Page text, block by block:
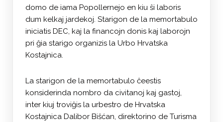
domo de iama Popollernejo en kiu ŝi laboris
dum kelkaj jardekoj. Starigon de la memortabulo
iniciatis DEC, kaj la financojn donis kaj laborojn
pri ĝia starigo organizis la Urbo Hrvatska
Kostajnica.
La starigon de la memortabulo ĉeestis
konsiderinda nombro da civitanoj kaj gastoj,
inter kiuj troviĝis la urbestro de Hrvatska
Kostajnica Dalibor Bišćan, direktorino de Turisma